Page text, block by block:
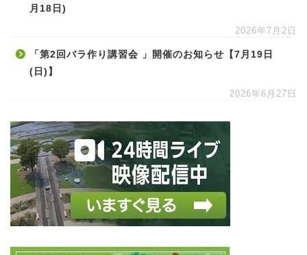
月18日)
2026年7月2日
「第2回バラ作り講習会 」開催のお知らせ【7月19日
(日)】
2026年6月27日